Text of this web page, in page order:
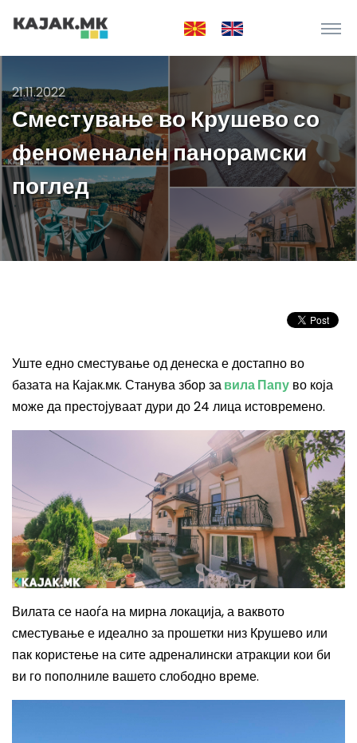
21.11.2022
Сместување во Крушево со
феноменален панорамски
поглед
Уште едно сместување од денеска е достапно во
базата на Кајак.мк. Станува збор завила Папу во која
може да престојуваат дури до 24 лица истовремено.
Вилата се наоѓа на мирна локација, а ваквото
сместување е идеално за прошетки низ Крушево или
пак користење на сите адреналински атракции кои би
ви го пополниле вашето слободно време.